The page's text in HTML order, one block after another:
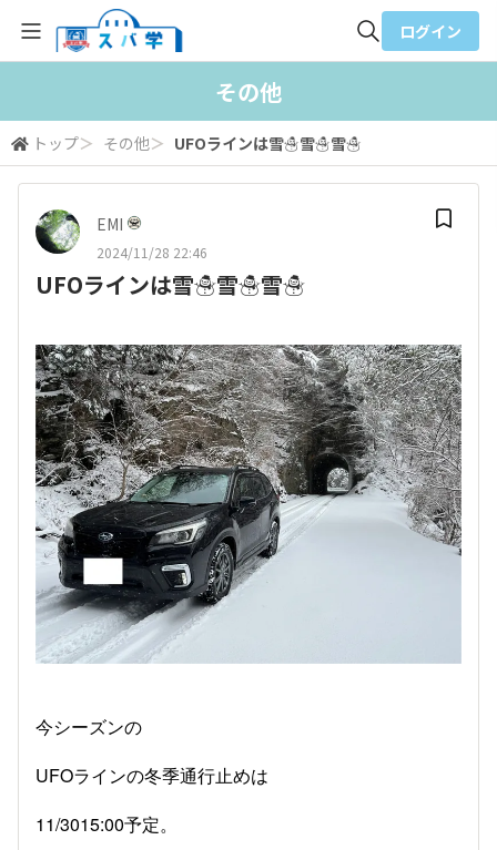
検索
ログイン
その他
トップ＞ その他＞ UFOラインは雪☃️雪☃️雪☃️
EMI
2024/11/28 22:46
UFOラインは雪☃️雪☃️雪☃️
今シーズンの
UFOラインの冬季通行止めは
11/3015:00予定。